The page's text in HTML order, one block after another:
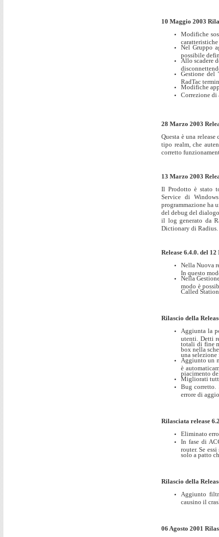
10 Maggio 2003
Modifiche
Nel Gruppo
possibile
Allo scadere
Gestione del
RadTac
Modifiche
Correzione di
28 Marzo 2003
Questa è una
tipo realm, che
corretto
13 Marzo 2003
Il Prodotto è stato
Service di
programmazione ha
del debug del
il log generato da
Dictionary di Radius.
Release 6.4.0. del
Nella Nuova
In questo
Nella
modo è
Called
Rilascio della
Aggiunta la
utenti. Detti
totali di fine
box nella
una
Aggiunto un
è
piacimento
Migliorati
Bug corretto.
errore di
Rilasciata release
Eliminato
In fase di
router. Se
solo a patto
Rilascio della
Aggiunto
causino il
06 Agosto 2001